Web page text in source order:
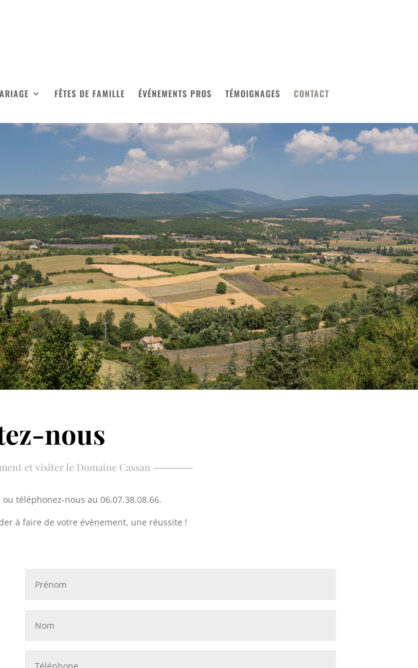
FÊTES DE FAMILLE ÉVÉNEMENTS PROS TÉMOIGNAGES CONTACT
nous
et visiter le Domaine Cassan
téléphonez-nous au 06.07.38.08.66.
à faire de votre évènement, une réussite !